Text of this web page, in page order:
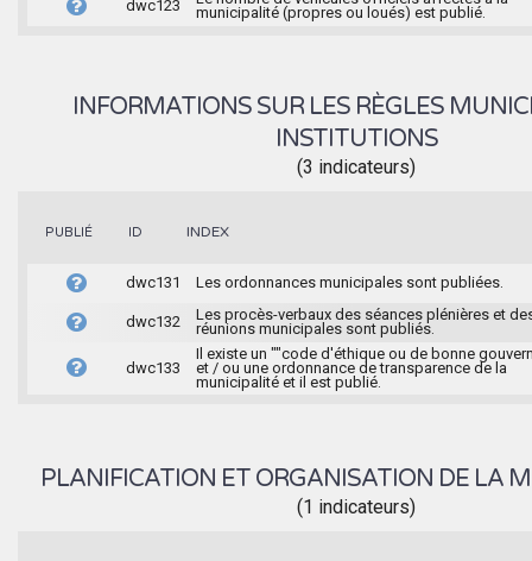
dwc123
municipalité (propres ou loués) est publié.
INFORMATIONS SUR LES RÈGLES
INSTITUTIONS
(3 indicateurs)
PUBLIÉ ID INDEX
dwc131 Les ordonnances municipales sont publiées.
dwc132
Les procès-verbaux des séances plénières et
réunions municipales sont publiés.
dwc133
Il existe un ""code d'éthique ou de bonne
et / ou une ordonnance de transparence de la
municipalité et il est publié.
PLANIFICATION ET ORGANISATION DE LA
(1 indicateurs)